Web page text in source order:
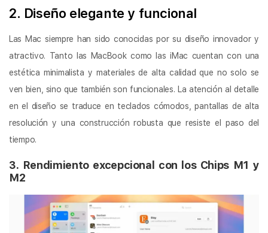
2. Diseño elegante y funcional
Las Mac siempre han sido conocidas por su diseño innovador y
atractivo. Tanto las MacBook como las iMac cuentan con una
estética minimalista y materiales de alta calidad que no solo se
ven bien, sino que también son funcionales. La atención al detalle
en el diseño se traduce en teclados cómodos, pantallas de alta
resolución y una construcción robusta que resiste el paso del
tiempo.
3. Rendimiento excepcional con los Chips M1 y
M2